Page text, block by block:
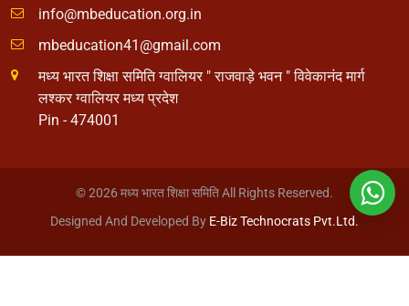
info@mbeducation.org.in
mbeducation41@gmail.com
मध्य भारत शिक्षा समिति ग्वालियर " राजवाड़े भवन " विवेकानंद मार्ग
लश्कर ग्वालियर मध्य प्रदेश
Pin - 474001
© 2026 मध्य भारत शिक्षा समिति All Rights Reserved.
Designed And Developed By E-Biz Technocrats Pvt.Ltd.